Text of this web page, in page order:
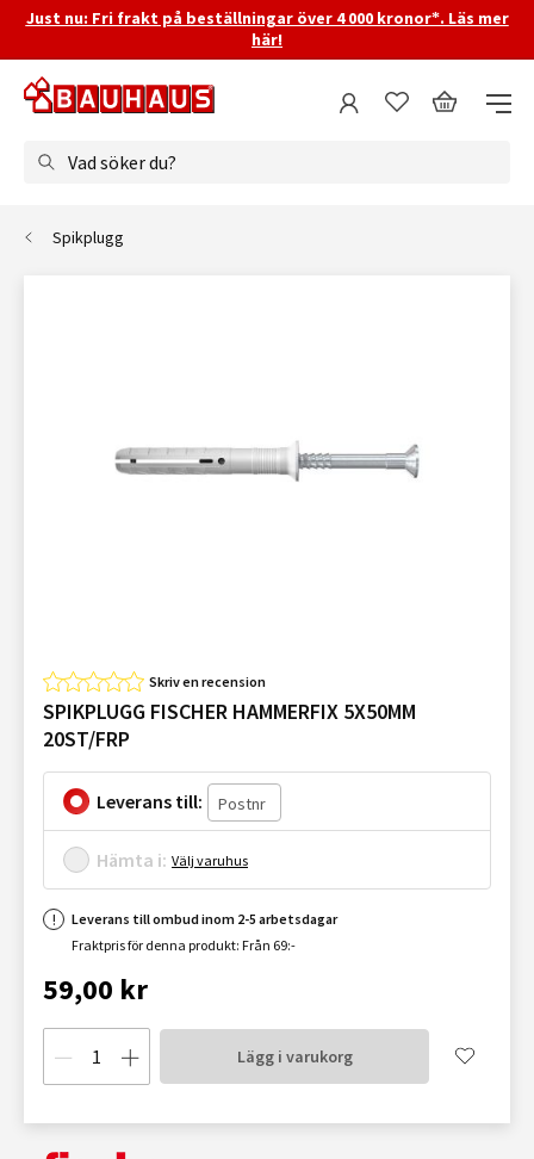
Just nu: Fri frakt på beställningar över 4 000 kronor*. Läs mer
här!
Vad söker du?
Spikplugg
Skriv en recension
SPIKPLUGG FISCHER HAMMERFIX 5X50MM
20ST/FRP
Leverans till:
Hämta i: Välj varuhus
Leverans till ombud inom 2-5 arbetsdagar
Fraktpris för denna produkt: Från 69:-
59,00 kr
Lägg i varukorg